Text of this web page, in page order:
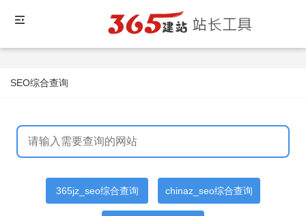
SEO综合查询
365jz_seo综合查询 chinaz_seo综合查询